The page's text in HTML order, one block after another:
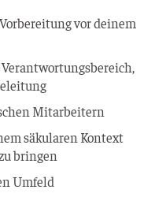
vor dei­nem
Mitarbeitern
säku­la­ren Kon­text
bringen
Umfeld